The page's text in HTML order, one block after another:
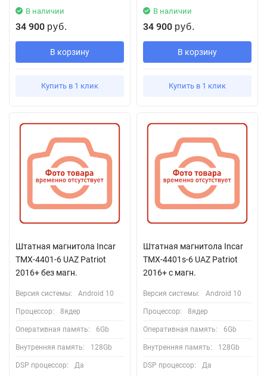
В наличии
34 900 руб.
В корзину
Купить в 1 клик
В наличии
34 900 руб.
В корзину
Купить в 1 клик
Штатная магнитола Incar
TMX-4401-6 UAZ Patriot
2016+ без магн.
Версия системы: Android 10
Процессор: 8ядер
Оперативная память: 6Gb
Внутренняя память: 128Gb
DSP процессор: Да
Штатная магнитола Incar
TMX-4401s-6 UAZ Patriot
2016+ с магн.
Версия системы: Android 10
Процессор: 8ядер
Оперативная память: 6Gb
Внутренняя память: 128Gb
DSP процессор: Да